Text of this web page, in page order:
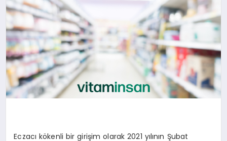
Eczacı kökenli bir girişim olarak 2021 yılının Şubat